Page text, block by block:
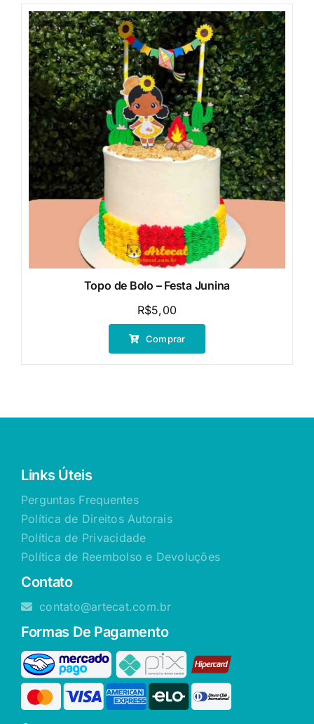
Topo de Bolo – Festa Junina
R$5,00
Comprar
Links Úteis
Perguntas Frequentes
Política de Direitos Autorais
Política de Privacidade
Política de Reembolso e Devoluções
Contato
contato@artecat.com.br
Formas De Pagamento